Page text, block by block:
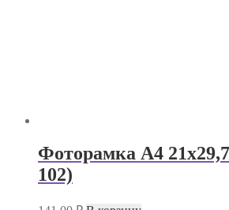
Фоторамка А4
102)